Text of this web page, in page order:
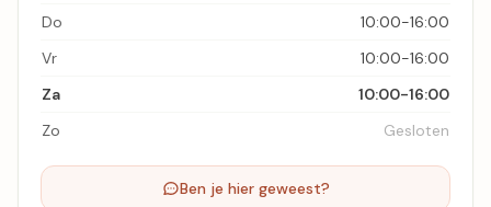
Do
10:00-16:00
Vr
10:00-16:00
Za
10:00-16:00
Zo
Gesloten
Ben je hier geweest?